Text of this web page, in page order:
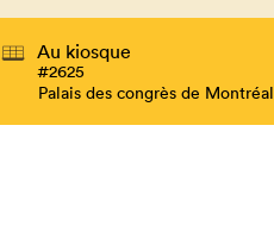
Au kiosque
#2625
Palais des congrès de Montréal